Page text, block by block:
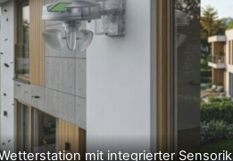
mit integrierter Sensorik